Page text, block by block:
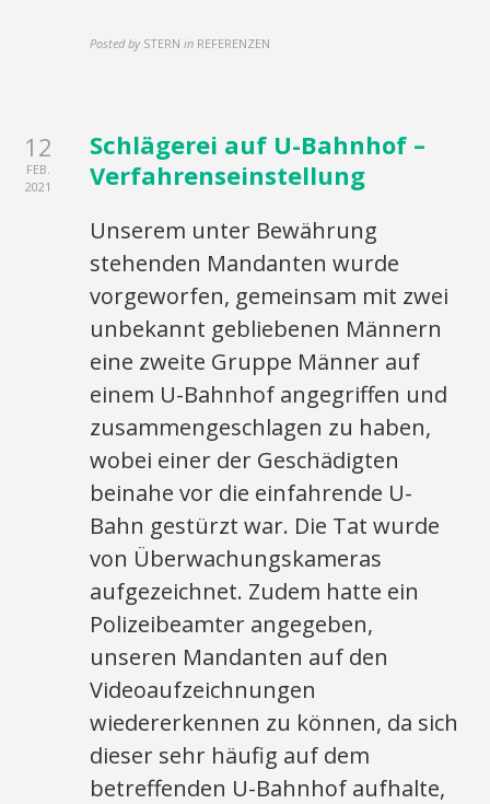
Posted by STERN in REFERENZEN
12
FEB.
2021
Schlägerei auf U-Bahnhof –
Verfahrenseinstellung
Unserem unter Bewährung
stehenden Mandanten wurde
vorgeworfen, gemeinsam mit zwei
unbekannt gebliebenen Männern
eine zweite Gruppe Männer auf
einem U-Bahnhof angegriffen und
zusammengeschlagen zu haben,
wobei einer der Geschädigten
beinahe vor die einfahrende U-
Bahn gestürzt war. Die Tat wurde
von Überwachungskameras
aufgezeichnet. Zudem hatte ein
Polizeibeamter angegeben,
unseren Mandanten auf den
Videoaufzeichnungen
wiedererkennen zu können, da sich
dieser sehr häufig auf dem
betreffenden U-Bahnhof aufhalte,